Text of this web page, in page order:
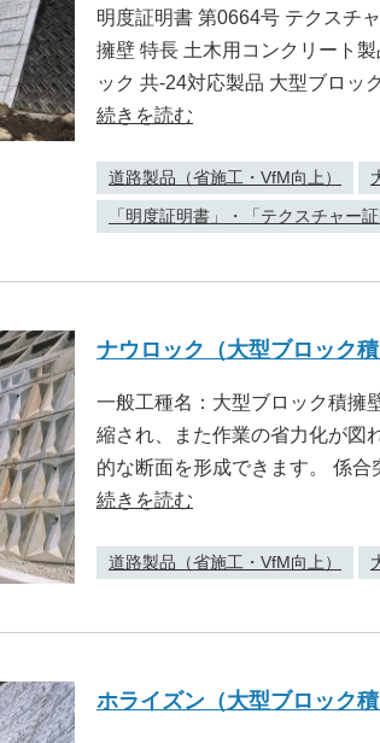
明度証明書 第0664号 テクスチ
擁壁 特長 土木用コンクリート
ック 共-24対応製品 大型ブロッ
続きを読む
道路製品（省施工・VfM向上）
「明度証明書」・「テクスチャー
ナウロック（大型ブロック積
一般工種名：大型ブロック積擁
縮され、また作業の省力化が図
的な断面を形成できます。 係合
続きを読む
道路製品（省施工・VfM向上）
ホライズン（大型ブロック積